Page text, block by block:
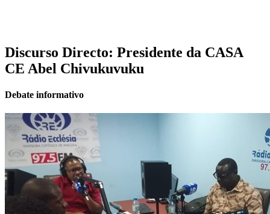
Discurso Directo: Presidente da CASA
CE Abel Chivukuvuku
Debate informativo